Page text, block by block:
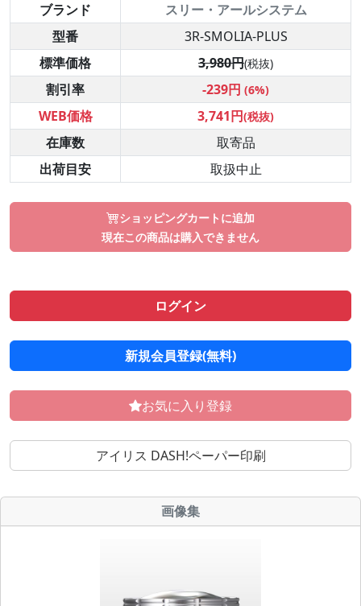
ブランド
スリー・アールシステム
型番
3R-SMOLIA-PLUS
標準価格
3,980円(税抜)
割引率 -239円 (6%)
WEB価格 3,741円(税抜)
在庫数
取寄品
出荷目安
取扱中止
ショッピングカートに追加
現在この商品は購入できません
ログイン
新規会員登録(無料)
お気に入り登録
アイリス DASH!ペーパー印刷
画像集